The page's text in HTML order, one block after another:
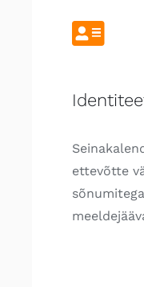
ettevõtte